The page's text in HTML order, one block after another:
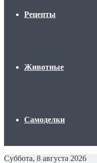
Рецепты
Животные
Самоделки
Суббота, 8 августа 2026